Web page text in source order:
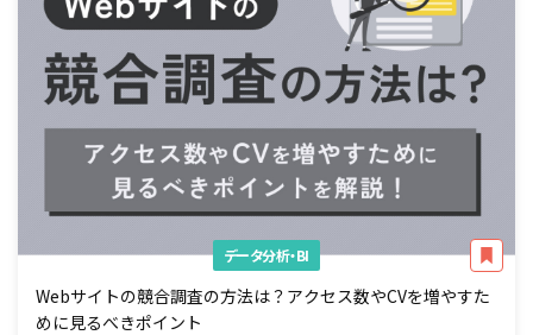
データ分析・BI
Webサイトの競合調査の方法は？アクセス数やCVを増やすた
めに見るべきポイント